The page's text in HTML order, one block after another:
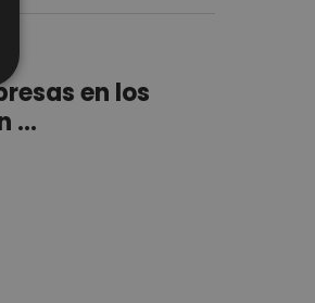
en los
...